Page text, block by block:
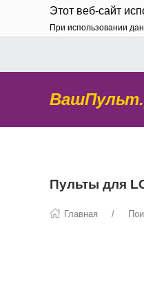
Этот веб-сайт
При использовании
Пульты для
Главная